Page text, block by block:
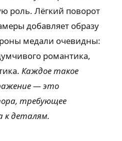
роль. Лёгкий поворот
добавляет образу
медали очевидны:
романтика,
Каждое такое
— это
требующее
к деталям.